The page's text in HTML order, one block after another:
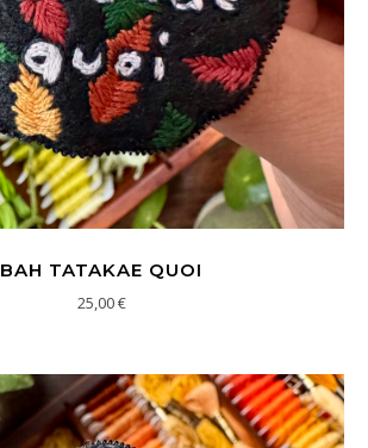
BAH TATAKAE QUOI
25,00€